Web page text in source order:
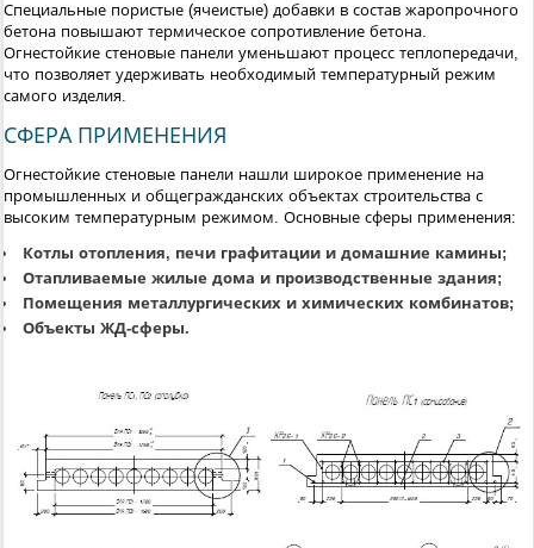
Специальные пористые (ячеистые) добавки в состав жаропрочного
бетона повышают термическое сопротивление бетона.
Огнестойкие стеновые панели уменьшают процесс теплопередачи,
что позволяет удерживать необходимый температурный режим
самого изделия.
СФЕРА ПРИМЕНЕНИЯ
Огнестойкие стеновые панели нашли широкое применение на
промышленных и общегражданских объектах строительства с
высоким температурным режимом. Основные сферы применения:
Котлы отопления, печи графитации и домашние камины;
Отапливаемые жилые дома и производственные здания;
Помещения металлургических и химических комбинатов;
Объекты ЖД-сферы.